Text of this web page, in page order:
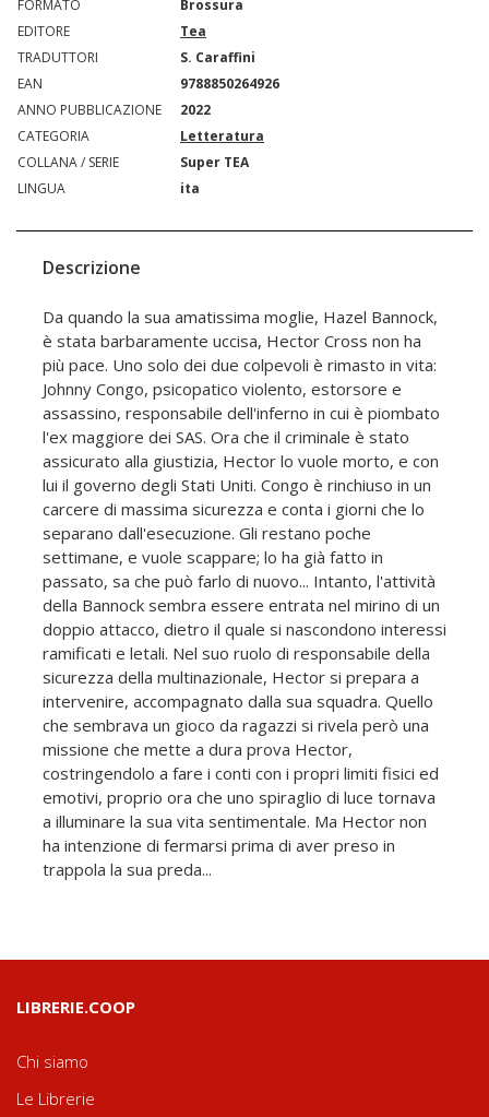
FORMATO
Brossura
EDITORE
Tea
TRADUTTORI
S. Caraffini
EAN
9788850264926
ANNO PUBBLICAZIONE
2022
CATEGORIA
Letteratura
COLLANA / SERIE
Super TEA
LINGUA
ita
Descrizione
Da quando la sua amatissima moglie, Hazel Bannock,
è stata barbaramente uccisa, Hector Cross non ha
più pace. Uno solo dei due colpevoli è rimasto in vita:
Johnny Congo, psicopatico violento, estorsore e
assassino, responsabile dell'inferno in cui è piombato
l'ex maggiore dei SAS. Ora che il criminale è stato
assicurato alla giustizia, Hector lo vuole morto, e con
lui il governo degli Stati Uniti. Congo è rinchiuso in un
carcere di massima sicurezza e conta i giorni che lo
separano dall'esecuzione. Gli restano poche
settimane, e vuole scappare; lo ha già fatto in
passato, sa che può farlo di nuovo... Intanto, l'attività
della Bannock sembra essere entrata nel mirino di un
doppio attacco, dietro il quale si nascondono interessi
ramificati e letali. Nel suo ruolo di responsabile della
sicurezza della multinazionale, Hector si prepara a
intervenire, accompagnato dalla sua squadra. Quello
che sembrava un gioco da ragazzi si rivela però una
missione che mette a dura prova Hector,
costringendolo a fare i conti con i propri limiti fisici ed
emotivi, proprio ora che uno spiraglio di luce tornava
a illuminare la sua vita sentimentale. Ma Hector non
ha intenzione di fermarsi prima di aver preso in
trappola la sua preda...
LIBRERIE.COOP
Chi siamo
Le Librerie